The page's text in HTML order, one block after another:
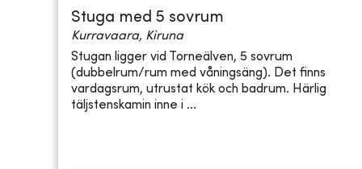
Stuga med 5 sovrum
Kurravaara, Kiruna
Stugan ligger vid Torneälven, 5 sovrum
(dubbelrum/rum med våningsäng). Det finns
vardagsrum, utrustat kök och badrum. Härlig
täljstenskamin inne i ...